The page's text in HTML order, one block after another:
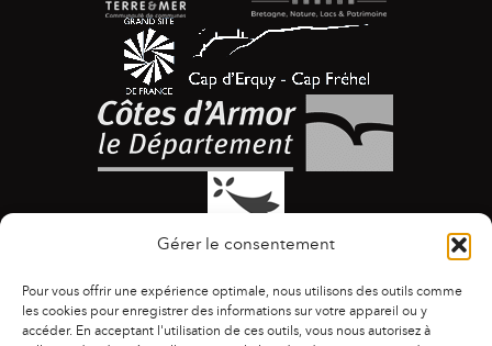
Gérer le consentement
Pour vous offrir une expérience optimale, nous utilisons des outils comme
les cookies pour enregistrer des informations sur votre appareil ou y
accéder. En acceptant l'utilisation de ces outils, vous nous autorisez à